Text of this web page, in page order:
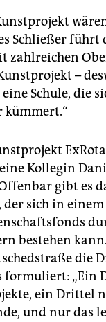
Schließer führt
zahlreichen
–
Schule, die
kümmert.“
Kollegin
gibt es
der sich in
bestehen
die
formuliert: „Ein
ein Drittel
und nur das